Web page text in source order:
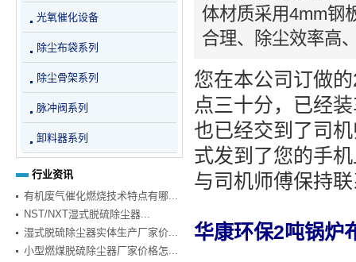
体材质采用4mm钢
合理、除尘效率高
您在本公司订做
点三十分，已经
也已经交到了司
式发到了您的手
与司机师傅保持
华康环保2吨锅炉
光氧催化设备
除尘布袋系列
除尘骨架系列
脉冲阀系列
卸料器系列
行业资讯
有机废气催化燃烧技术特点有哪...
NST/NXT湿式脱硫除尘器...
湿式脱硫除尘器实体生产厂家价...
小型燃煤脱硫除尘器厂家价格怎...